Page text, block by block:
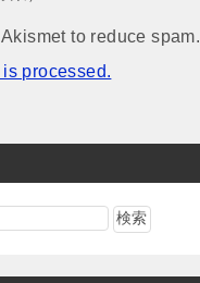
to reduce spam.
processed.